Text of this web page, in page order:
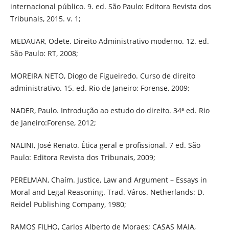
internacional público. 9. ed. São Paulo: Editora Revista dos
Tribunais, 2015. v. 1;
MEDAUAR, Odete. Direito Administrativo moderno. 12. ed.
São Paulo: RT, 2008;
MOREIRA NETO, Diogo de Figueiredo. Curso de direito
administrativo. 15. ed. Rio de Janeiro: Forense, 2009;
NADER, Paulo. Introdução ao estudo do direito. 34ª ed. Rio
de Janeiro:Forense, 2012;
NALINI, José Renato. Ética geral e profissional. 7 ed. São
Paulo: Editora Revista dos Tribunais, 2009;
PERELMAN, Chaím. Justice, Law and Argument – Essays in
Moral and Legal Reasoning. Trad. Város. Netherlands: D.
Reidel Publishing Company, 1980;
RAMOS FILHO, Carlos Alberto de Moraes; CASAS MAIA,